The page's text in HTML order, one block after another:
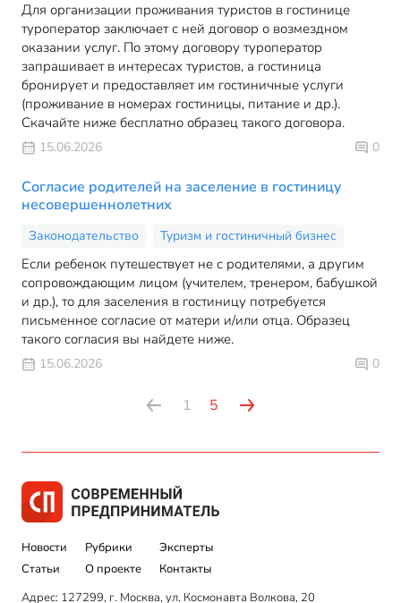
Для организации проживания туристов в гостинице
туроператор заключает с ней договор о возмездном
оказании услуг. По этому договору туроператор
запрашивает в интересах туристов, а гостиница
бронирует и предоставляет им гостиничные услуги
(проживание в номерах гостиницы, питание и др.).
Скачайте ниже бесплатно образец такого договора.
15.06.2026 0
Согласие родителей на заселение в гостиницу
несовершеннолетних
Законодательство Туризм и гостиничный бизнес
Если ребенок путешествует не с родителями, а другим
сопровождающим лицом (учителем, тренером, бабушкой
и др.), то для заселения в гостиницу потребуется
письменное согласие от матери и/или отца. Образец
такого согласия вы найдете ниже.
15.06.2026 0
1 5
Новости
Статьи
Рубрики
О проекте
Эксперты
Контакты
Адрес: 127299, г. Москва, ул. Космонавта Волкова, 20